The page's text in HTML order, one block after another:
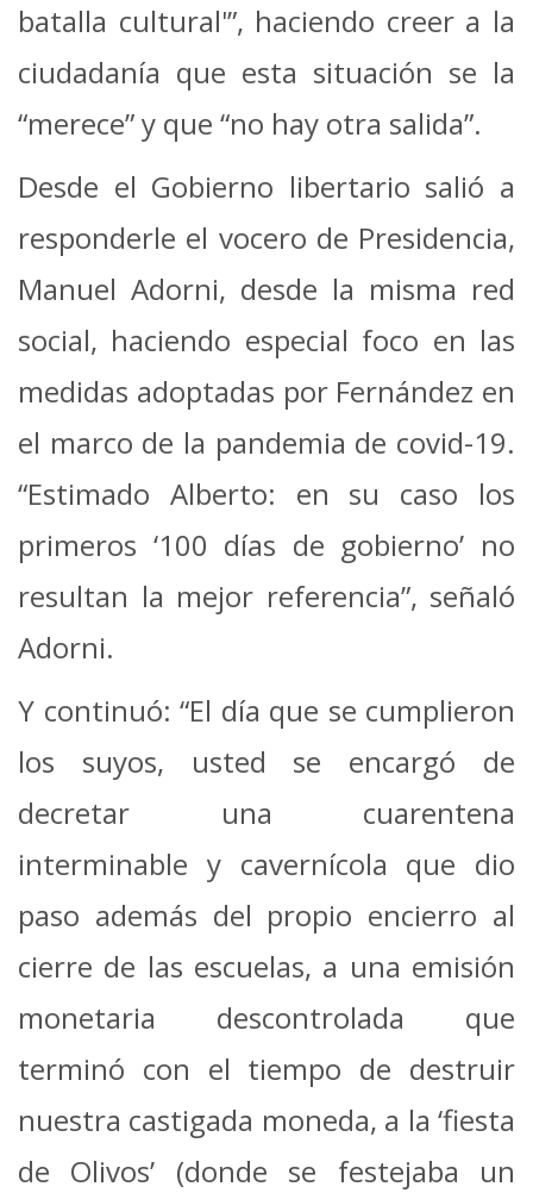
batalla cultural'”, haciendo creer a la
ciudadanía que esta situación se la
“merece” y que “no hay otra salida”.
Desde el Gobierno libertario salió a
responderle el vocero de Presidencia,
Manuel Adorni, desde la misma red
social, haciendo especial foco en las
medidas adoptadas por Fernández en
el marco de la pandemia de covid-19.
“Estimado Alberto: en su caso los
primeros ‘100 días de gobierno’ no
resultan la mejor referencia”, señaló
Adorni.
Y continuó: “El día que se cumplieron
los suyos, usted se encargó de
decretar una cuarentena
interminable y cavernícola que dio
paso además del propio encierro al
cierre de las escuelas, a una emisión
monetaria descontrolada que
terminó con el tiempo de destruir
nuestra castigada moneda, a la ‘fiesta
de Olivos’ (donde se festejaba un